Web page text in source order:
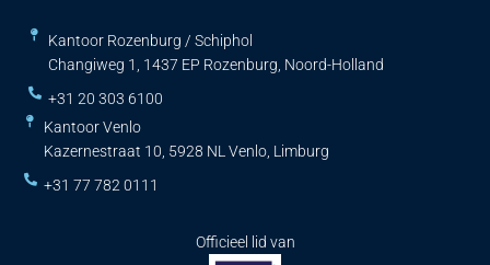
Kantoor Rozenburg / Schiphol
Changiweg 1, 1437 EP Rozenburg, Noord-Holland
+31 20 303 6100
Kantoor Venlo
Kazernestraat 10, 5928 NL Venlo, Limburg
+31 77 782 0111
Officieel lid van